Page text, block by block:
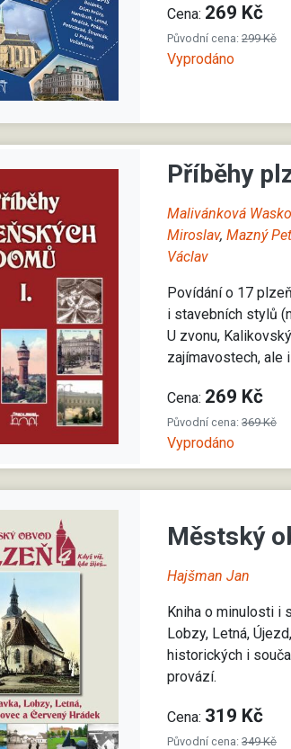
Cena: 269 Kč
Původní cena:299 Kč
Vyprodáno
Příběhy
Malivánková
Miroslav,Mazný
Václav
Povídání o 17
i stavebních stylů
U zvonu,
zajímavostech, ale
Cena: 269 Kč
Původní cena:369 Kč
Vyprodáno
Městský
Hajšman Jan
Kniha o minulosti i
Lobzy, Letná,
historických i
provází.
Cena: 319 Kč
Původní cena:349 Kč